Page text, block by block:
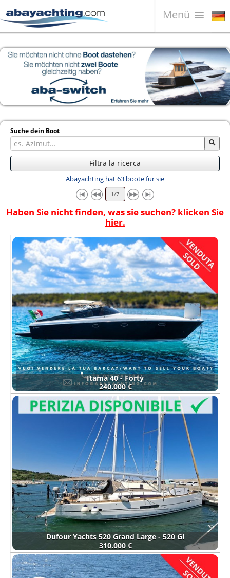
Menü
Boote zum Verkauf
Unternehmen
Boote Verkaufen
News
Video
Suche dein Boot
Filtra la ricerca
Abayachting hat 63 boote für sie
Haben Sie nicht finden, was sie suchen? klicken Sie
hier.
Itama 40 - Forty
240.000 €
Dufour Yachts 520 Grand Large - 520 Gl
310.000 €